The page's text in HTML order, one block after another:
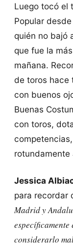
Luego tocó el
Popular
quién no bajó
que fue la
mañana.
de toros hace
con buenos
Buenas
con toros,
rotundamente
Jessica
para recordar
Madrid y
considerarlo